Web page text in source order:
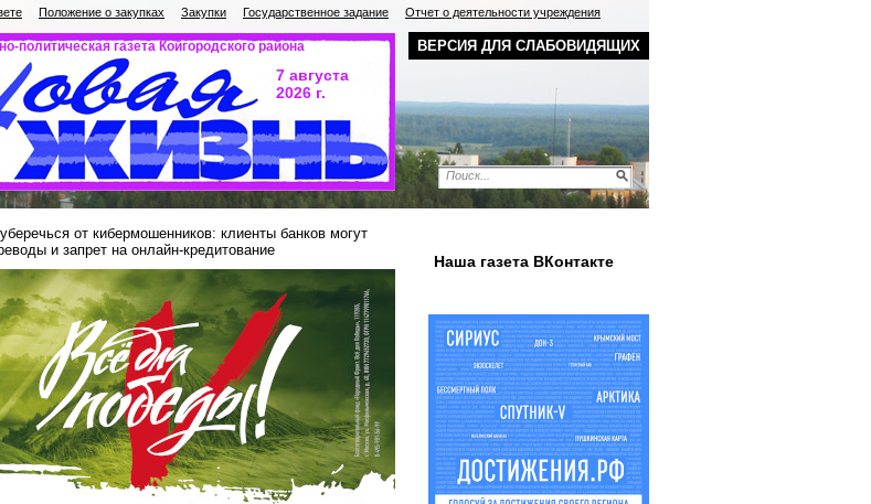
ВЕРСИЯ ДЛЯ СЛАБОВИДЯЩИХ
Положение о закупках Закупки Государственное задание Отчет о деятельности учреждения
политическая газета Койгородского района
7 августа
2026 г.
от кибермошенников: клиенты банков могут
и запрет на онлайн-кредитование
Наша газета ВКонтакте